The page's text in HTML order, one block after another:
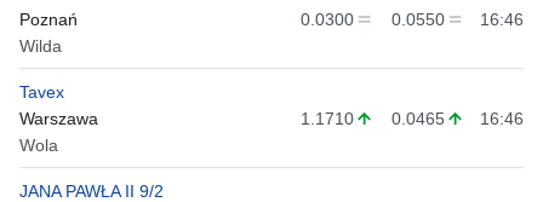
Poznań
Wilda
0.0300 0.0550 16:46
Tavex
Warszawa
Wola
1.1710 0.0465 16:46
JANA PAWŁA II 9/2